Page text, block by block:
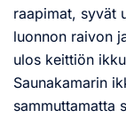
raapimat, syvät
luonnon raivon
ulos keittiön
Saunakamarin
sammuttamatta